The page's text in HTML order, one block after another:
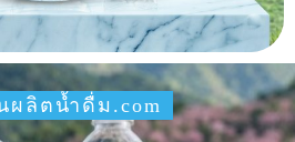
ผลิตน้ำดื่ม.com